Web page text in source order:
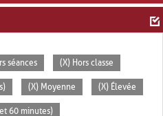
séances (X) Hors classe
(X) Moyenne (X) Élevée
60 minutes)